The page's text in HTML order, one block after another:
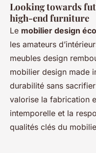
Looking towards
high-end furniture
Le mobilier design
les amateurs
meubles design
mobilier design made
durabilité sans
valorise la fabrication
intemporelle et la
qualités clés du